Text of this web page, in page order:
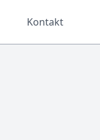
Kontakt